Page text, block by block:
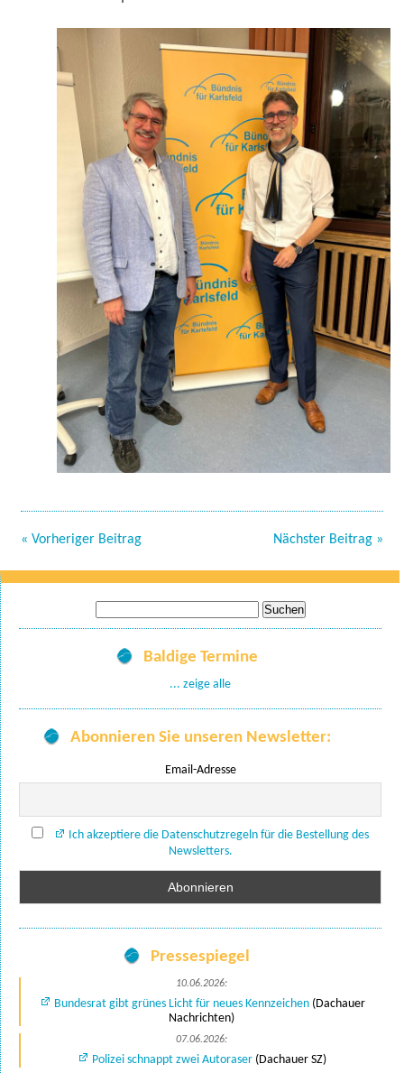
« Vorheriger Beitrag Nächster Beitrag »
nach:
Baldige Termine
... zeige alle
Abonnieren Sie unseren Newsletter:
Email-Adresse
Ich akzeptiere die Datenschutzregeln für die Bestellung des
Newsletters.
Pressespiegel
10.06.2026:
Bundesrat gibt grünes Licht für neues Kennzeichen(Dachauer
Nachrichten)
07.06.2026:
Polizei schnappt zwei Autoraser (Dachauer SZ)